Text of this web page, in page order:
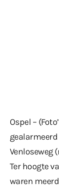
Ospel –
Venloseweg
Ter hoogte
waren